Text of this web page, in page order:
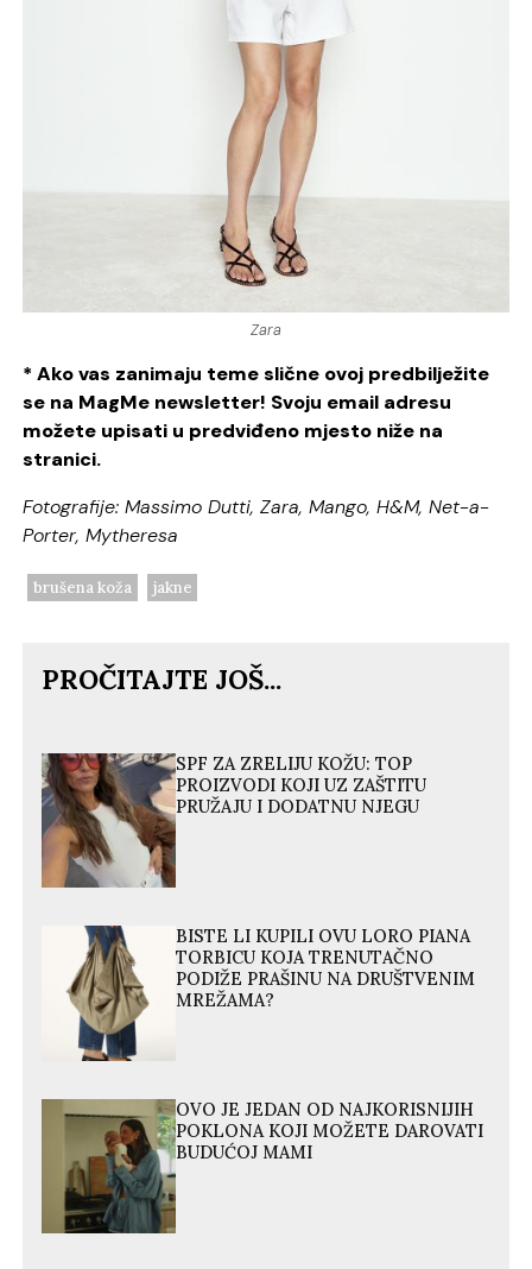
Zara
* Ako vas zanimaju teme slične ovoj predbilježite
se na MagMe newsletter! Svoju email adresu
možete upisati u predviđeno mjesto niže na
stranici.
Fotografije: Massimo Dutti, Zara, Mango, H&M, Net-a-
Porter, Mytheresa
brušena koža jakne
PROČITAJTE JOŠ...
SPF ZA ZRELIJU KOŽU: TOP
PROIZVODI KOJI UZ ZAŠTITU
PRUŽAJU I DODATNU NJEGU
BISTE LI KUPILI OVU LORO PIANA
TORBICU KOJA TRENUTAČNO
PODIŽE PRAŠINU NA DRUŠTVENIM
MREŽAMA?
OVO JE JEDAN OD NAJKORISNIJIH
POKLONA KOJI MOŽETE DAROVATI
BUDUĆOJ MAMI